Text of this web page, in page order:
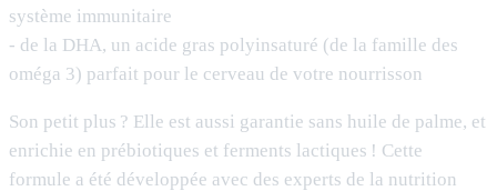
système immunitaire
- de la DHA, un acide gras polyinsaturé (de la famille des
oméga 3) parfait pour le cerveau de votre nourrisson
Son petit plus ? Elle est aussi garantie sans huile de palme, et
enrichie en prébiotiques et ferments lactiques ! Cette
formule a été développée avec des experts de la nutrition